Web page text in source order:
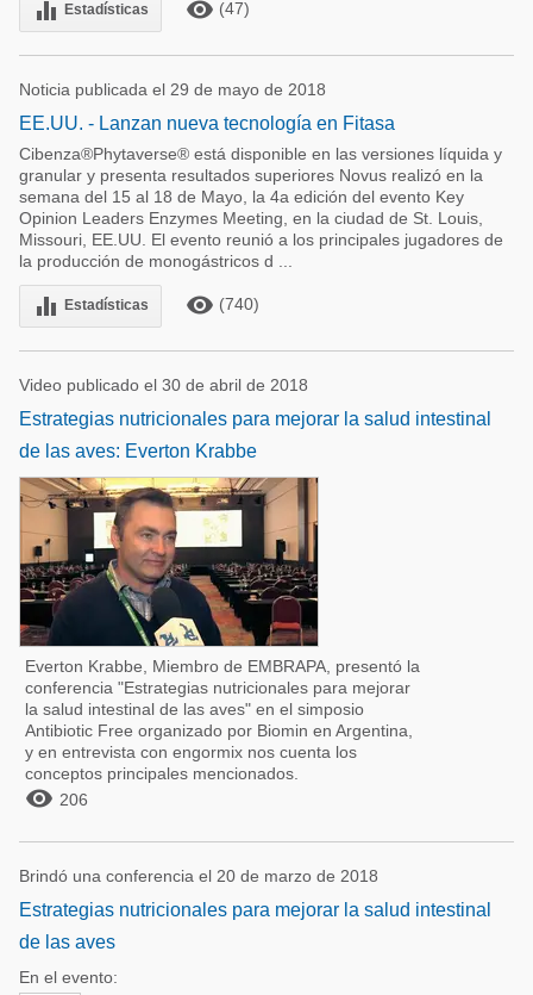
equalizer Estadísticas remove_red_eye (47)
Noticia publicada el 29 de mayo de 2018
EE.UU. - Lanzan nueva tecnología en Fitasa
Cibenza®Phytaverse® está disponible en las versiones líquida y
granular y presenta resultados superiores Novus realizó en la
semana del 15 al 18 de Mayo, la 4a edición del evento Key
Opinion Leaders Enzymes Meeting, en la ciudad de St. Louis,
Missouri, EE.UU. El evento reunió a los principales jugadores de
la producción de monogástricos d ...
equalizer Estadísticas remove_red_eye (740)
Video publicado el 30 de abril de 2018
Estrategias nutricionales para mejorar la salud intestinal
de las aves: Everton Krabbe
Everton Krabbe, Miembro de EMBRAPA, presentó la
conferencia "Estrategias nutricionales para mejorar
la salud intestinal de las aves" en el simposio
Antibiotic Free organizado por Biomin en Argentina,
y en entrevista con engormix nos cuenta los
conceptos principales mencionados.
 206
Brindó una conferencia el 20 de marzo de 2018
Estrategias nutricionales para mejorar la salud intestinal
de las aves
En el evento: